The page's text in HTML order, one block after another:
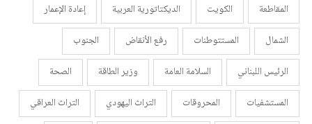
المقاطعة
الكويت الديكتاتورية العربية
إعادة الإعمار
الشمال
المستتوطنات رفع الأنقاض
الجنوب
الرئيس اللبناني
السلامة العامة وزير الطاقة
الصحة
المستشفيات
المحروقات التراث اليهودي
التراث العراقي